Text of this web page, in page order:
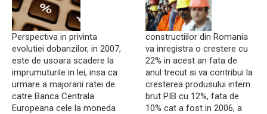
Perspectiva in privinta
evolutiei dobanzilor, in 2007,
este de usoara scadere la
imprumuturile in lei, insa ca
urmare a majorarii ratei de
catre Banca Centrala
Europeana cele la moneda
constructiilor din Romania
va inregistra o crestere cu
22% in acest an fata de
anul trecut si va contribui la
cresterea produsului intern
brut PIB cu 12%, fata de
10% cat a fost in 2006, a